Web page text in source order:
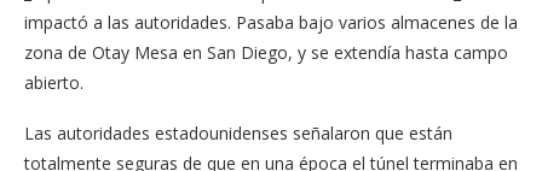
impactó a las autoridades. Pasaba bajo varios almacenes de la
zona de Otay Mesa en San Diego, y se extendía hasta campo
abierto.
Las autoridades estadounidenses señalaron que están
totalmente seguras de que en una época el túnel terminaba en